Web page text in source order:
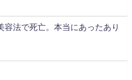
容法で死亡。本当にあったあり